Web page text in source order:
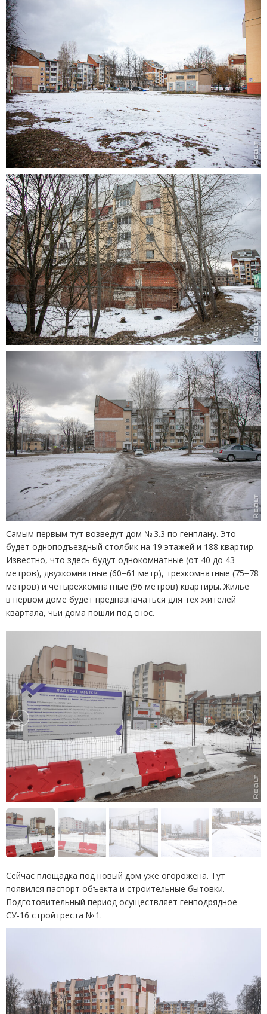
Самым первым тут возведут дом № 3.3 по генплану. Это
будет одноподъездный столбик на 19 этажей и 188 квартир.
Известно, что здесь будут однокомнатные (от 40 до 43
метров), двухкомнатные (60−61 метр), трехкомнатные (75−78
метров) и четырехкомнатные (96 метров) квартиры. Жилье
в первом доме будет предназначаться для тех жителей
квартала, чьи дома пошли под снос.
Сейчас площадка под новый дом уже огорожена. Тут
появился паспорт объекта и строительные бытовки.
Подготовительный период осуществляет генподрядное
СУ-16 стройтреста № 1.